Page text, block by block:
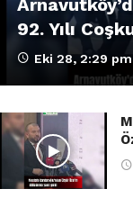
92. Yılı
Eki 28, 2:29 pm